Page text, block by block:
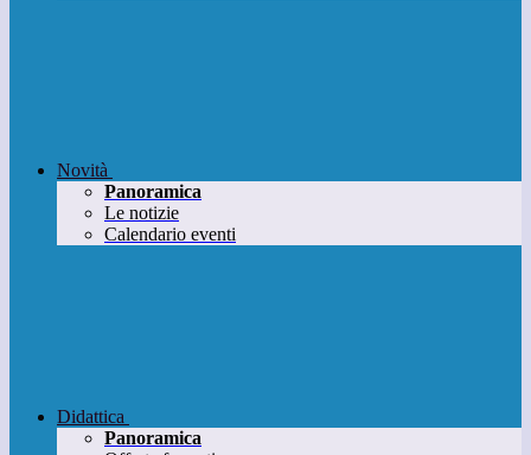
Novità
Panoramica
Le notizie
Calendario eventi
Didattica
Panoramica